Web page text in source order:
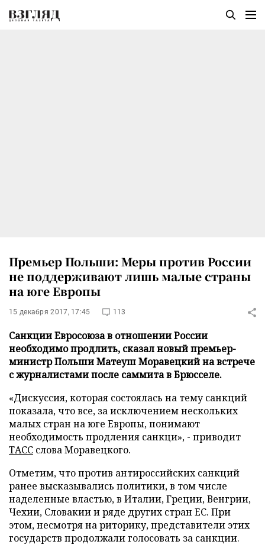
Премьер Польши: Меры против России
не поддерживают лишь малые страны
на юге Европы
15 декабря 2017, 17:45 113
Санкции Евросоюза в отношении России
необходимо продлить, сказал новый премьер-
министр Польши Матеуш Моравецкий на встрече
с журналистами после саммита в Брюсселе.
«Дискуссия, которая состоялась на тему санкций
показала, что все, за исключением нескольких
малых стран на юге Европы, понимают
необходимость продления санкци», - приводит
ТАСС слова Моравецкого.
Отметим, что против антироссийских санкций
ранее высказывались политики, в том числе
наделенные властью, в Италии, Греции, Венгрии,
Чехии, Словакии и ряде других стран ЕС. При
этом, несмотря на риторику, представители этих
государств продолжали голосовать за санкции.